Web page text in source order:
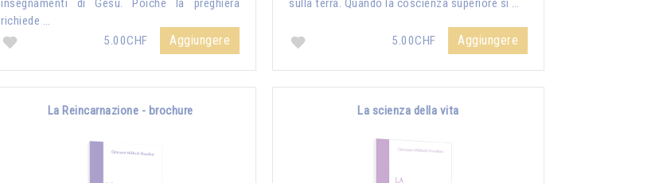
insegnamenti di Gesù. Poiché la preghiera
richiede …
5.00CHF
Aggiungere
sulla terra. Quando la coscienza superiore si …
5.00CHF Aggiungere
La Reincarnazione - brochure La scienza della vita